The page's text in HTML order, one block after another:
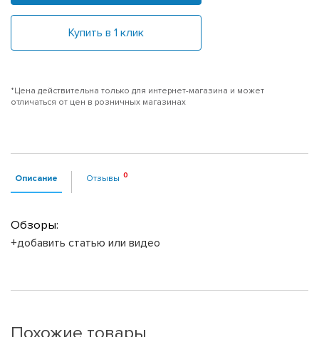
Купить в 1 клик
*Цена действительна только для интернет-магазина и может
отличаться от цен в розничных магазинах
Описание Отзывы
Обзоры:
+добавить статью или видео